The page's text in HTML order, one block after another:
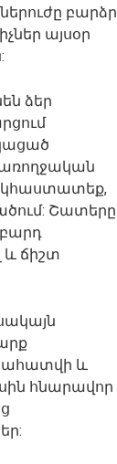
բարձր
այսօր
ձեր
առողջական
կհաստատեք,
Շատերը
և ճիշտ
և
հնարավոր